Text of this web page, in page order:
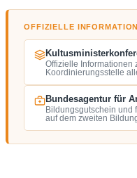
OFFIZIELLE
Offizielle Informationen
Koordinierungsstelle
Bundesagentur für
Bildungsgutschein und
auf dem zweiten